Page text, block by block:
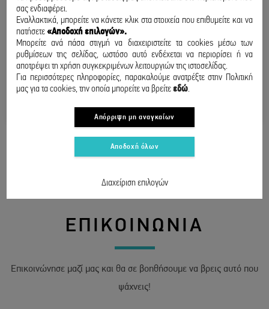
ΜΑΛΤΑ
ΑΠΟ ΑΘΗΝΑ
15 - 17 ΣΕΠΤΕΜΒΡΙΟΥ
/ άτομο
ΕΠΙΚΟΙΝΩΝΙΑ
Επικοινώνησε μαζί μας και θα σε βοηθήσουμε να βρεις αυτό που
ψάχνεις!
σας ενδιαφέρει.
Εναλλακτικά, μπορείτε να κάνετε κλικ στα στοιχεία που επιθυμείτε και να
πατήσετε«Αποδοχή επιλογών».
Μπορείτε ανά πάσα στιγμή να διαχειριστείτε τα cookies μέσω των
ρυθμίσεων της σελίδας, ωστόσο αυτό ενδέχεται να περιορίσει ή να
αποτρέψει τη χρήση συγκεκριμένων λειτουργιών της ιστοσελίδας.
Για περισσότερες πληροφορίες, παρακαλούμε ανατρέξτε στην Πολιτική
μας για τα cookies, την οποία μπορείτε να βρείτεεδώ.
Απόρριψη μη αναγκαίων
Αποδοχή όλων
Διαχείριση επιλογών